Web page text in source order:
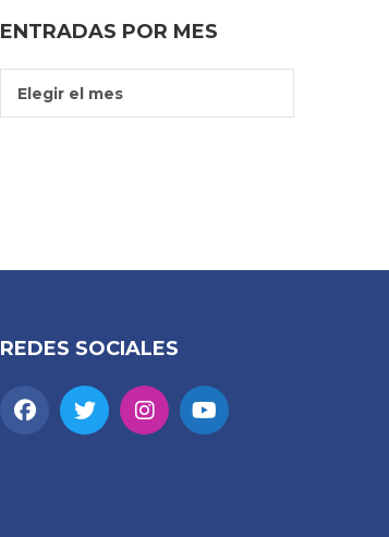
ENTRADAS POR MES
PorElegir el mes
REDES SOCIALES